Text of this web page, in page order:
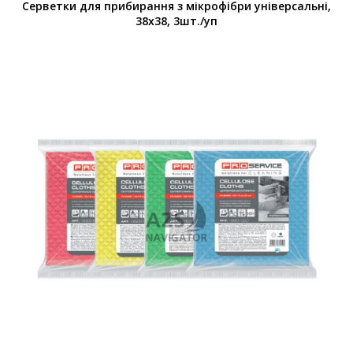
Серветки для прибирання з мікрофібри універсальні,
38х38, 3шт./уп